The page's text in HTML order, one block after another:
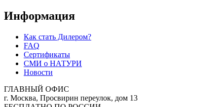
Информация
Как стать Дилером?
FAQ
Сертификаты
СМИ о НАТУРИ
Новости
ГЛАВНЫЙ ОФИС
г. Москва, Просвирин переулок, дом 13